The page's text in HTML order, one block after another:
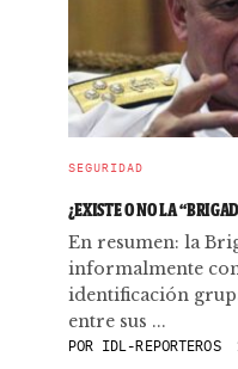
SEGURIDAD
¿EXISTE O NO LA
En resumen: la
informalmente
identificación
entre sus ...
POR IDL-REPORTEROS